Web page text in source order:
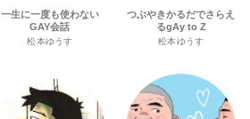
一生に一度も使わない
GAY会話
松本ゆうす
つぶやきかるだでさらえ
るgAy to Z
松本ゆうす